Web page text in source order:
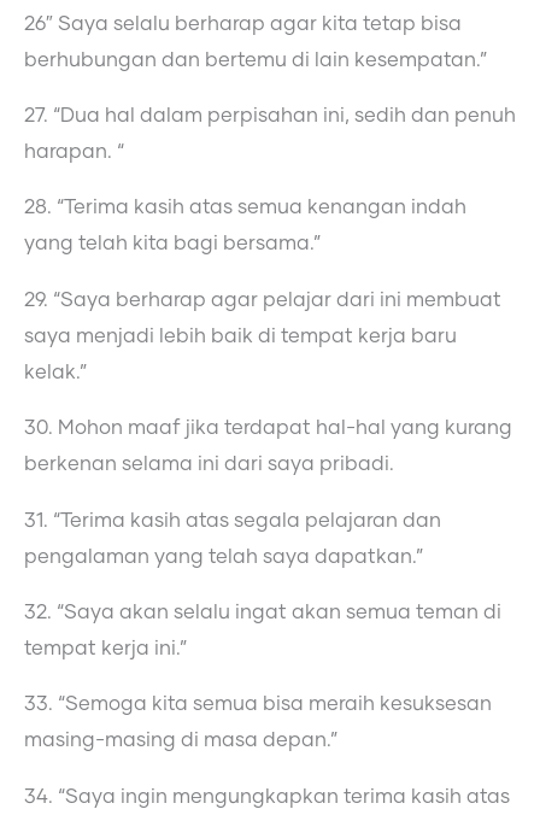
26″ Saya selalu berharap agar kita tetap bisa
berhubungan dan bertemu di lain kesempatan.”
27. “Dua hal dalam perpisahan ini, sedih dan penuh
harapan. “
28. “Terima kasih atas semua kenangan indah
yang telah kita bagi bersama.”
29. “Saya berharap agar pelajar dari ini membuat
saya menjadi lebih baik di tempat kerja baru
kelak.”
30. Mohon maaf jika terdapat hal-hal yang kurang
berkenan selama ini dari saya pribadi.
31. “Terima kasih atas segala pelajaran dan
pengalaman yang telah saya dapatkan.”
32. “Saya akan selalu ingat akan semua teman di
tempat kerja ini.”
33. “Semoga kita semua bisa meraih kesuksesan
masing-masing di masa depan.”
34. “Saya ingin mengungkapkan terima kasih atas